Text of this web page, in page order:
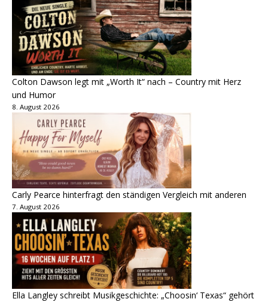
Colton Dawson legt mit „Worth It“ nach – Country mit Herz
und Humor
8. August 2026
Carly Pearce hinterfragt den ständigen Vergleich mit anderen
7. August 2026
Ella Langley schreibt Musikgeschichte: „Choosin‘ Texas“ gehört